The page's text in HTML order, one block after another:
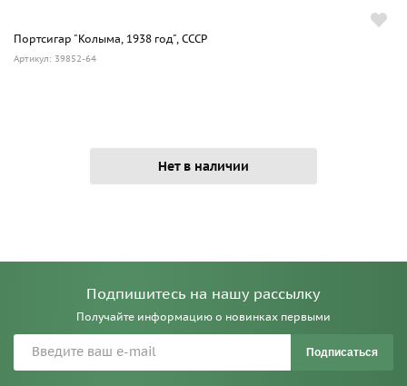
Портсигар "Колыма, 1938 год", СССР
Артикул: 39852-64
Нет в наличии
Подпишитесь на нашу рассылку
Получайте информацию о новинках первыми
Подписаться